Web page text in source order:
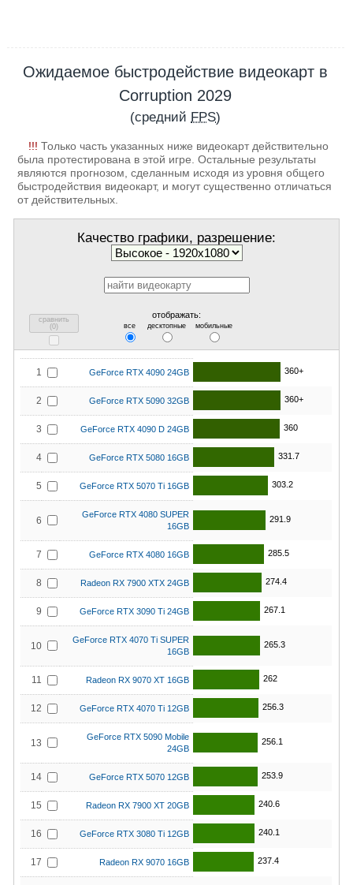
Ожидаемое быстродействие видеокарт в
Corruption 2029
(средний FPS)
!!! Только часть указанных ниже видеокарт действительно
была протестирована в этой игре. Остальные результаты
являются прогнозом, сделанным исходя из уровня общего
быстродействия видеокарт, и могут существенно отличаться
от действительных.
Качество графики, разрешение:
сравнить
(0)
отображать:
все десктопные мобильные
1 GeForce RTX 4090 24GB 360+
2 GeForce RTX 5090 32GB 360+
3 GeForce RTX 4090 D 24GB 360
4 GeForce RTX 5080 16GB 331.7
5 GeForce RTX 5070 Ti 16GB 303.2
6
GeForce RTX 4080 SUPER
16GB
291.9
7 GeForce RTX 4080 16GB 285.5
8 Radeon RX 7900 XTX 24GB 274.4
9 GeForce RTX 3090 Ti 24GB 267.1
10
GeForce RTX 4070 Ti SUPER
16GB
265.3
11 Radeon RX 9070 XT 16GB 262
12 GeForce RTX 4070 Ti 12GB 256.3
13
GeForce RTX 5090 Mobile
24GB
256.1
14 GeForce RTX 5070 12GB 253.9
15 Radeon RX 7900 XT 20GB 240.6
16 GeForce RTX 3080 Ti 12GB 240.1
17 Radeon RX 9070 16GB 237.4